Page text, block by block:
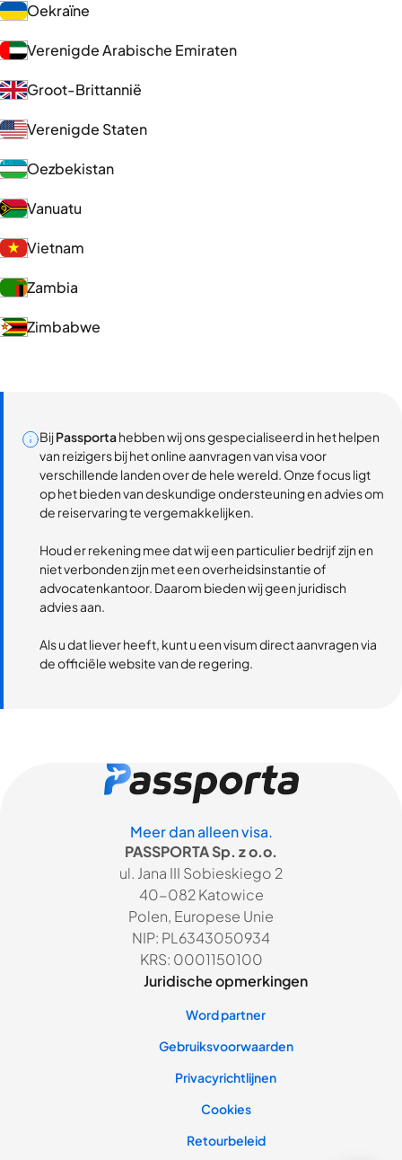
Oekraïne
Verenigde Arabische Emiraten
Groot-Brittannië
Verenigde Staten
Oezbekistan
Vanuatu
Vietnam
Zambia
Zimbabwe
BijPassportahebben wij ons gespecialiseerd in het helpen
van reizigers bij het online aanvragen van visa voor
verschillende landen over de hele wereld. Onze focus ligt
op het bieden van deskundige ondersteuning en advies om
de reiservaring te vergemakkelijken.
Houd er rekening mee dat wij een particulier bedrijf zijn en
niet verbonden zijn met een overheidsinstantie of
advocatenkantoor. Daarom bieden wij geen juridisch
advies aan.
Als u dat liever heeft, kunt u een visum direct aanvragen via
de officiële website van de regering.
Meer dan alleen visa.
PASSPORTA Sp. z o.o.
ul. Jana III Sobieskiego 2
40-082 Katowice
Polen, Europese Unie
NIP: PL6343050934
KRS: 0001150100
Juridische opmerkingen
Word partner
Gebruiksvoorwaarden
Privacyrichtlijnen
Cookies
Retourbeleid